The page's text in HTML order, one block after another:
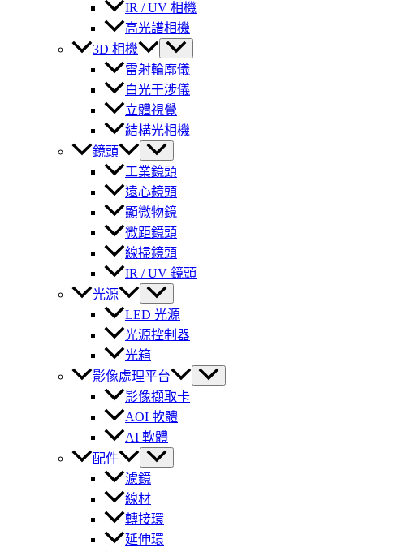
IR / UV 相機
高光譜相機
3D 相機
雷射輪廓儀
白光干涉儀
立體視覺
結構光相機
鏡頭
工業鏡頭
遠心鏡頭
顯微物鏡
微距鏡頭
線掃鏡頭
IR / UV 鏡頭
光源
LED 光源
光源控制器
光箱
影像處理平台
影像擷取卡
AOI 軟體
AI 軟體
配件
濾鏡
線材
轉接環
延伸環